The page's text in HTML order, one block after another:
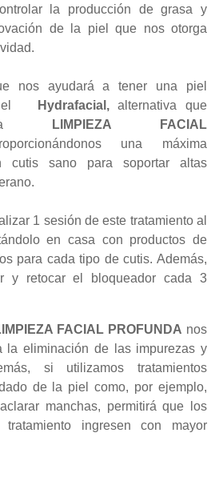
la producción de grasa y
de la piel que nos otorga
nos ayudará a tener una piel
el
Hydrafacial,alternativa que
LIMPIEZA FACIAL
una máxima
cutis sano para soportar altas
1 sesión de este tratamiento al
en casa con productos de
para cada tipo de cutis. Además,
y retocar el bloqueador cada 3
FACIAL PROFUNDA nos
la eliminación de las impurezas y
si utilizamos tratamientos
de la piel como, por ejemplo,
manchas, permitirá que los
ingresen con mayor